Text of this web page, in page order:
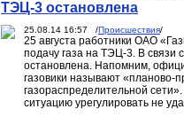
ТЭЦ-3 остановлена
25.08.14 16:57 /Происшествия/
25 августа работники ОАО
подачу газа на ТЭЦ-3. В связи
остановлена. Напомним,
газовики называют «планово-
газораспределительной
ситуацию урегулировать не